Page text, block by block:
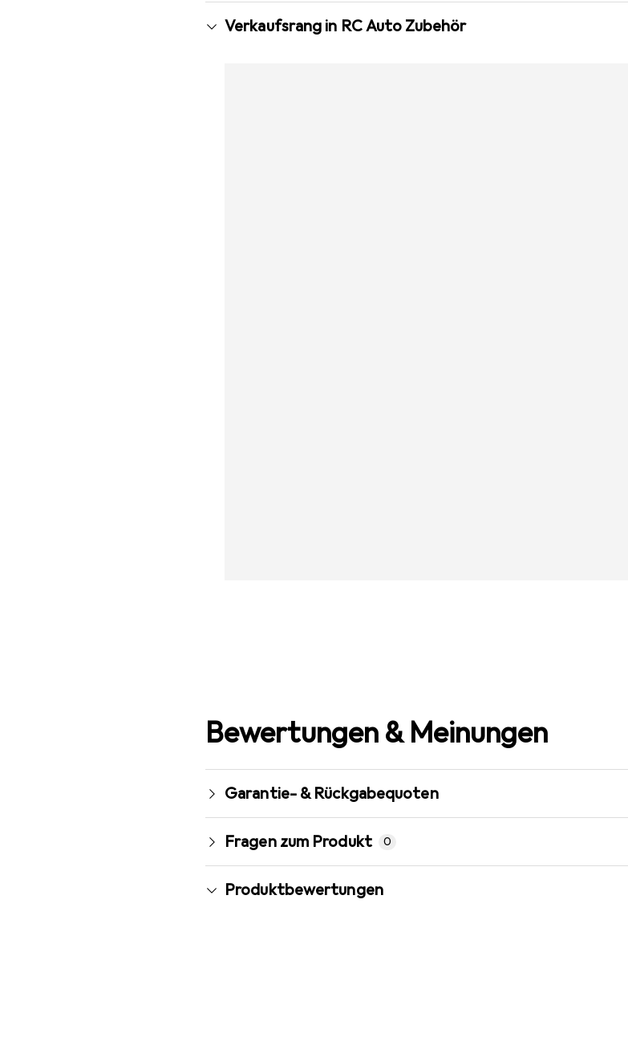
Verkaufsrang in RC Auto Zubehör
Bewertungen & Meinungen
Garantie- & Rückgabequoten
Fragen zum Produkt 0
Produktbewertungen